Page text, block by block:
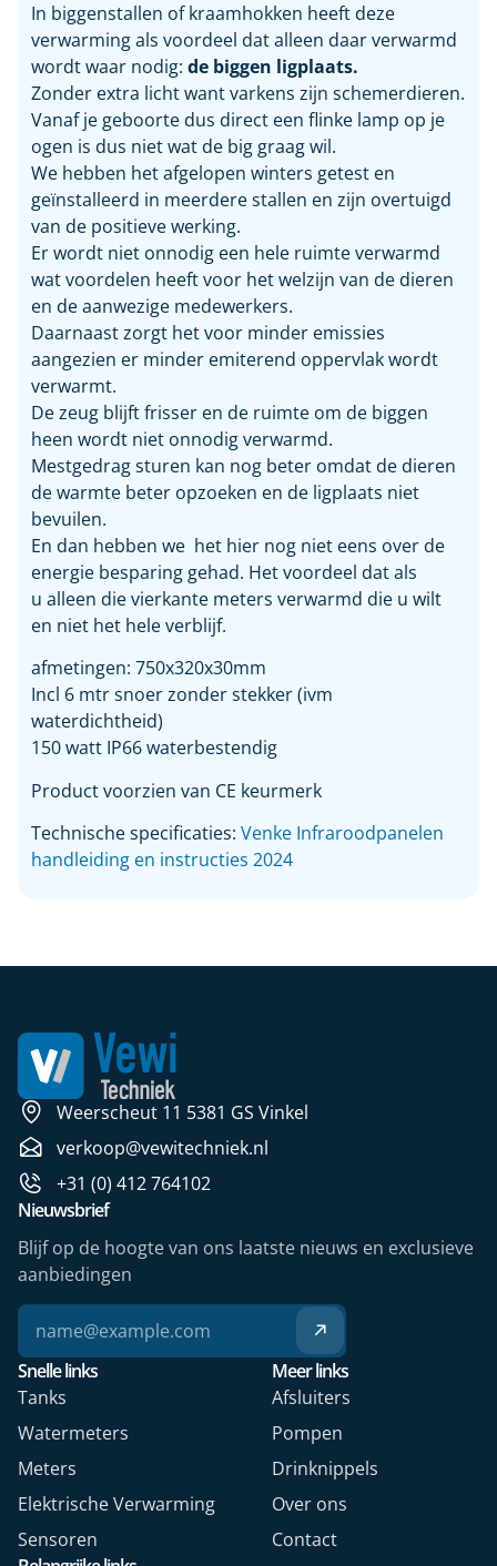
In biggenstallen of kraamhokken heeft deze
verwarming als voordeel dat alleen daar verwarmd
wordt waar nodig: de biggen ligplaats.
Zonder extra licht want varkens zijn schemerdieren.
Vanaf je geboorte dus direct een flinke lamp op je
ogen is dus niet wat de big graag wil.
We hebben het afgelopen winters getest en
geïnstalleerd in meerdere stallen en zijn overtuigd
van de positieve werking.
Er wordt niet onnodig een hele ruimte verwarmd
wat voordelen heeft voor het welzijn van de dieren
en de aanwezige medewerkers.
Daarnaast zorgt het voor minder emissies
aangezien er minder emiterend oppervlak wordt
verwarmt.
De zeug blijft frisser en de ruimte om de biggen
heen wordt niet onnodig verwarmd.
Mestgedrag sturen kan nog beter omdat de dieren
de warmte beter opzoeken en de ligplaats niet
bevuilen.
En dan hebben we het hier nog niet eens over de
energie besparing gehad. Het voordeel dat als
u alleen die vierkante meters verwarmd die u wilt
en niet het hele verblijf.
afmetingen: 750x320x30mm
Incl 6 mtr snoer zonder stekker (ivm
waterdichtheid)
150 watt IP66 waterbestendig
Product voorzien van CE keurmerk
Technische specificaties: Venke Infraroodpanelen
handleiding en instructies 2024
Weerscheut 11 5381 GS Vinkel
verkoop@vewitechniek.nl
+31 (0) 412 764102
Snelle links
Tanks
Watermeters
Meters
Elektrische Verwarming
Sensoren
Meer links
Afsluiters
Pompen
Drinknippels
Over ons
Contact
Nieuwsbrief
Blijf op de hoogte van ons laatste nieuws en exclusieve
aanbiedingen